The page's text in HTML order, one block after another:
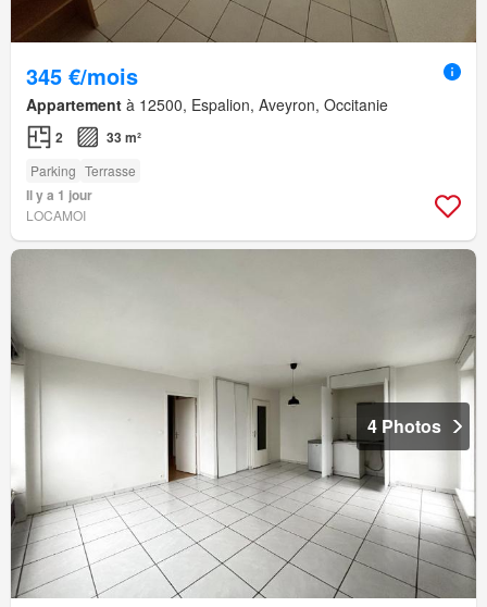
345 €/mois
Appartement à 12500, Espalion, Aveyron, Occitanie
2 33 m²
Parking Terrasse
Il y a 1 jour
LOCAMOI
4 Photos